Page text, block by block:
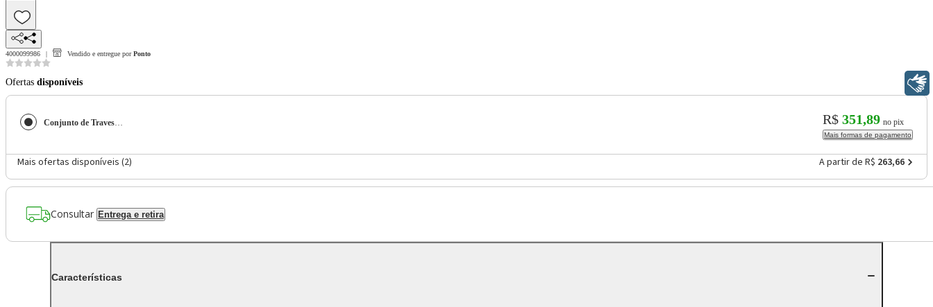
4000099986 Vendido e entregue por Ponto
Ofertas disponíveis
Conjunto de Travessas Retangulares Médias Porto Brasil Orgânico Litchi 33x13cm - 4 peças R$ 351,89 no pix
Mais formas de pagamento
Mais ofertas disponíveis (2) A partir de R$ 263,66
Consultar Entrega e retira
Características